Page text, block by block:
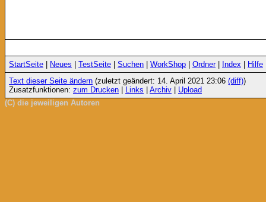
StartSeite Neues TestSeite Suchen WorkShop Ordner| Index Hilfe
Text dieser Seite ändern (zuletzt geändert: 14. April 2021 23:06 (diff))
Zusatzfunktionen: zum Drucken Links Archiv
Upload
(C) die jeweiligen Autoren